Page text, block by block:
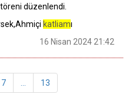
düzenlendi.
katliamı
16 Nisan 2024 21:42
7 13